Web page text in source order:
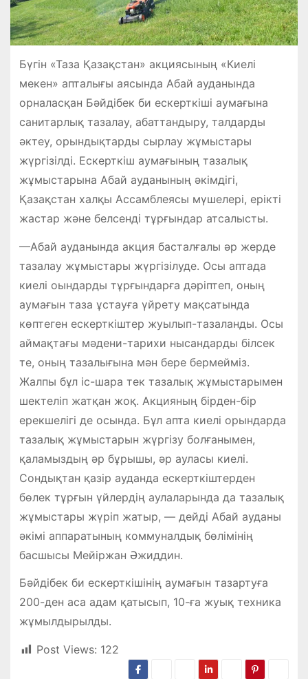
Бүгін «Таза Қазақстан» акциясының «Киелі
мекен» апталығы аясында Абай ауданында
орналасқан Бәйдібек би ескерткіші аумағына
санитарлық тазалау, абаттандыру, талдарды
әктеу, орындықтарды сырлау жұмыстары
жүргізілді. Ескерткіш аумағының тазалық
жұмыстарына Абай ауданының әкімдігі,
Қазақстан халқы Ассамблеясы мүшелері, ерікті
жастар және белсенді тұрғындар атсалысты.
—Абай ауданында акция басталғалы әр жерде
тазалау жұмыстары жүргізілуде. Осы аптада
киелі оындарды тұрғындарға дәріптеп, оның
аумағын таза ұстауға үйрету мақсатында
көптеген ескерткіштер жуылып-тазаланды. Осы
аймақтағы мәдени-тарихи нысандарды білсек
те, оның тазалығына мән бере бермейміз.
Жалпы бұл іс-шара тек тазалық жұмыстарымен
шектеліп жатқан жоқ. Акцияның бірден-бір
ерекшелігі де осында. Бұл апта киелі орындарда
тазалық жұмыстарын жүргізу болғанымен,
қаламыздың әр бұрышы, әр ауласы киелі.
Сондықтан қазір ауданда ескерткіштерден
бөлек тұрғын үйлердің аулаларында да тазалық
жұмыстары жүріп жатыр, — дейді Абай ауданы
әкімі аппаратының коммуналдық бөлімінің
басшысы Мейіржан Әжиддин.
Бәйдібек би ескерткішінің аумағын тазартуға
200-ден аса адам қатысып, 10-ға жуық техника
жұмылдырылды.
Post Views: 122